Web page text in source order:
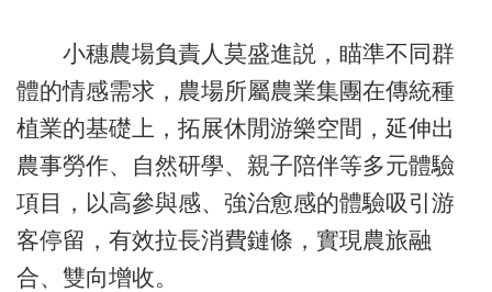
小穗農場負責人莫盛進説，瞄準不同群
體的情感需求，農場所屬農業集團在傳統種
植業的基礎上，拓展休閒游樂空間，延伸出
農事勞作、自然研學、親子陪伴等多元體驗
項目，以高參與感、強治愈感的體驗吸引游
客停留，有效拉長消費鏈條，實現農旅融
合、雙向增收。